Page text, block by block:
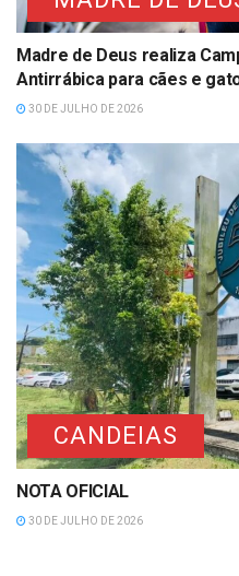
Madre de Deus realiza
Antirrábica para cães e
30 DE JULHO DE 2026
CANDEIAS
NOTA OFICIAL
30 DE JULHO DE 2026